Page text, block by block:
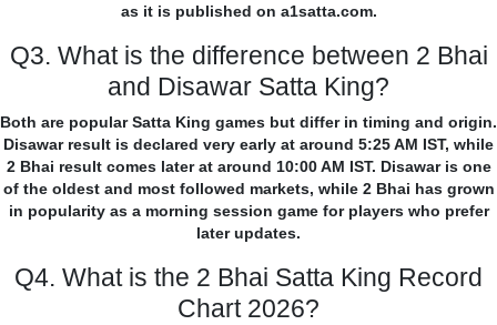
as it is published on a1satta.com.
Q3. What is the difference between 2 Bhai
and Disawar Satta King?
Both are popular Satta King games but differ in timing and origin.
Disawar result is declared very early at around 5:25 AM IST, while
2 Bhai result comes later at around 10:00 AM IST. Disawar is one
of the oldest and most followed markets, while 2 Bhai has grown
in popularity as a morning session game for players who prefer
later updates.
Q4. What is the 2 Bhai Satta King Record
Chart 2026?